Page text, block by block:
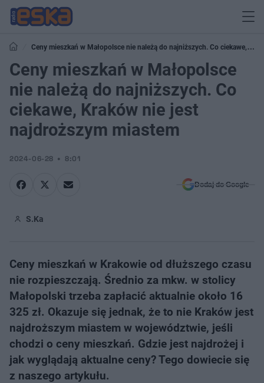
Ceny mieszkań w Małopolsce nie należą do najniższych. Co ciekawe,
Kraków nie jest najdroższym miastem
Ceny mieszkań w Małopolsce
nie należą do najniższych. Co
ciekawe, Kraków nie jest
najdroższym miastem
2024-06-28 8:01
Dodaj do Google
S.Ka
Ceny mieszkań w Krakowie od dłuższego czasu
nie rozpieszczają. Średnio za mkw. w stolicy
Małopolski trzeba zapłacić aktualnie około 16
325 zł. Okazuje się jednak, że to nie Kraków jest
najdroższym miastem w województwie, jeśli
chodzi o ceny mieszkań. Gdzie jest najdrożej i
jak wyglądają aktualne ceny? Tego dowiecie się
z naszego artykułu.